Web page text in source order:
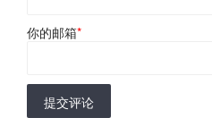
你的邮箱*
提交评论